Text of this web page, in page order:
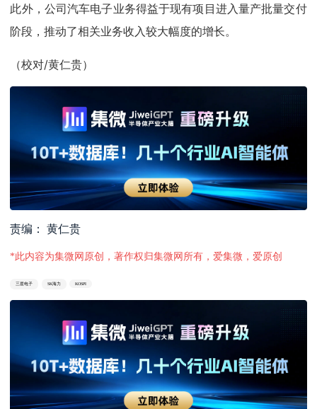
此外，公司汽车电子业务得益于现有项目进入量产批量交付
阶段，推动了相关业务收入较大幅度的增长。
（校对/黄仁贵）
责编： 黄仁贵
*此内容为集微网原创，著作权归集微网所有，爱集微，爱原创
三星电子 SK海力 KOSPI